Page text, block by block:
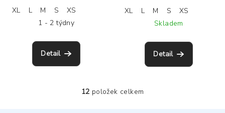
XL
L M S
XS
1 - 2 týdny
Detail
XL
L M S
XS
Skladem
Detail
O
12 položek celkem